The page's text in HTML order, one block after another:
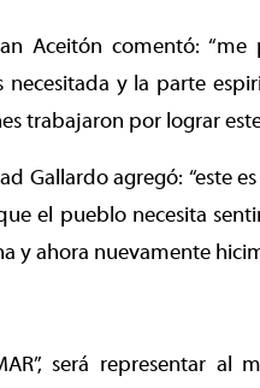
Aceitón comentó:
necesitada y la parte
trabajaron por lograr
Gallardo agregó: “este
el pueblo necesita
y ahora nuevamente
será representar al